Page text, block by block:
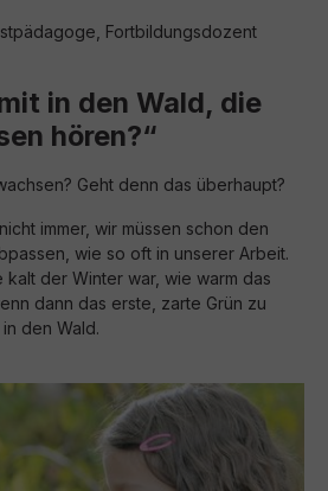
Fortbildungsdozent
in den Wald, die
hören?“
Geht denn das überhaupt?
immer, wir müssen schon den
wie so oft in unserer Arbeit.
kalt der Winter war, wie warm das
dann das erste, zarte Grün zu
den Wald.